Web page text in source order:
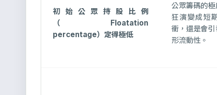
初始公眾持股比例
（Floatation
percentage）定得極低
公眾籌碼的
狂演變成短
衝，還是會
形流動性。